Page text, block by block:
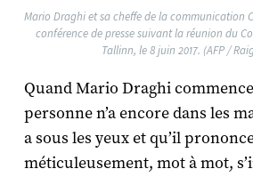
Mario Draghi et sa cheffe de la communication
conférence de presse suivant la réunion du
Tallinn, le 8 juin 2017. (AFP /
Quand Mario Draghi
personne n’a encore dans les
a sous les yeux et qu’il
méticuleusement, mot à mot,